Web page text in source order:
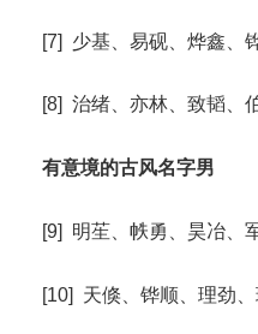
[7] 少基、易砚、烨鑫、
[8] 治绪、亦林、致韬、
有意境的古风名字男
[9] 明苼、帙勇、昊冶、
[10] 天倏、铧顺、理劲